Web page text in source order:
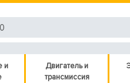
и
Двигатель и
трансмиссия